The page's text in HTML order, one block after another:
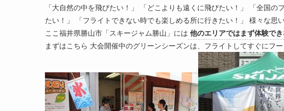
「大自然の中を飛びたい！」 「どこよりも遠くに飛びたい！」 「全国
たい！」 「フライトできない時でも楽しめる所に行きたい！」 様々な思
ここ福井県勝山市「スキージャム勝山」には 他のエリアではまず体験で
まずはこちら 大会開催中のグリーンシーズンは、フライトしてすぐにフ